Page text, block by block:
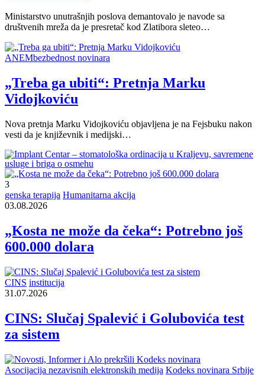
Ministarstvo unutrašnjih poslova demantovalo je navode sa
društvenih mreža da je presretač kod Zlatibora sleteo…
ANEMbezbednost novinara
„Treba ga ubiti“: Pretnja Marku
Vidojkoviću
Nova pretnja Marku Vidojkoviću objavljena je na Fejsbuku nakon
vesti da je književnik i medijski…
3
genska terapija Humanitarna akcija
03.08.2026
„Kosta ne može da čeka“: Potrebno još
600.000 dolara
CINS institucija
31.07.2026
CINS: Slučaj Spalević i Golubovića test
za sistem
Asocijacija nezavisnih elektronskih medija Kodeks novinara Srbije